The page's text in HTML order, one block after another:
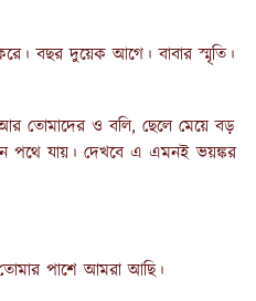
বছর দুয়েক আগে। বাবার স্মৃতি।
তোমাদের ও বলি, ছেলে মেয়ে বড়
পথে যায়। দেখবে এ এমনই ভয়ঙ্কর
পাশে আমরা আছি।